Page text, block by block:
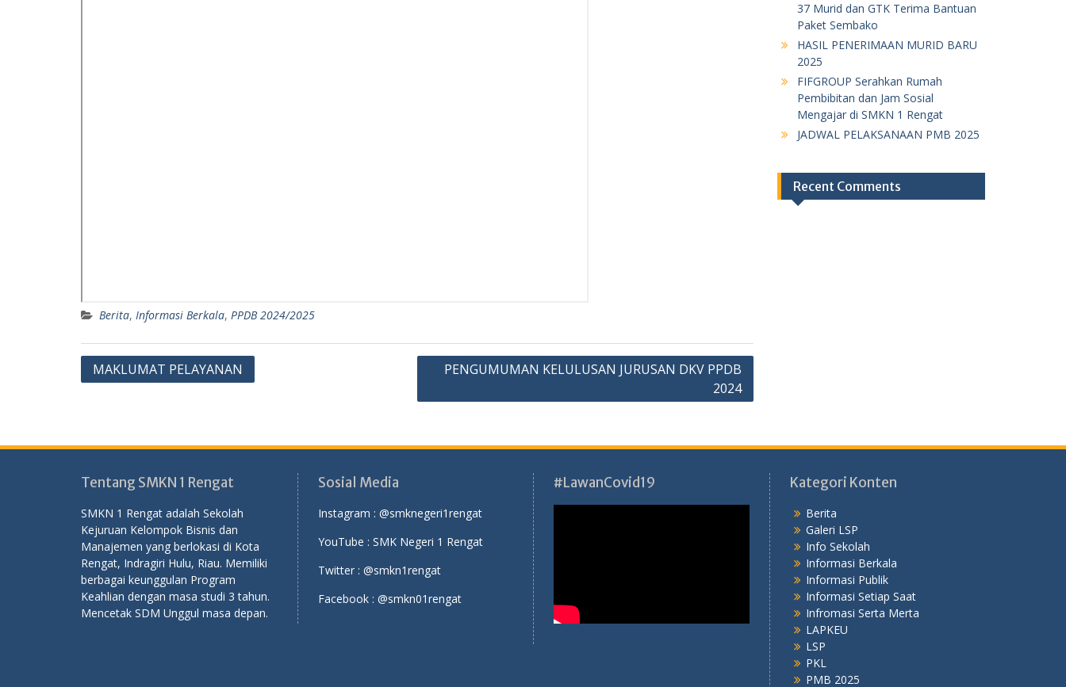
Berita, Informasi Berkala, PPDB 2024/2025
Post
MAKLUMAT PELAYANAN
PENGUMUMAN KELULUSAN JURUSAN DKV PPDB
2024
37 Murid dan GTK Terima Bantuan
Paket Sembako
HASIL PENERIMAAN MURID BARU
2025
FIFGROUP Serahkan Rumah
Pembibitan dan Jam Sosial
Mengajar di SMKN 1 Rengat
JADWAL PELAKSANAAN PMB 2025
Recent Comments
Tentang SMKN 1 Rengat
SMKN 1 Rengat adalah Sekolah
Kejuruan Kelompok Bisnis dan
Manajemen yang berlokasi di Kota
Rengat, Indragiri Hulu, Riau. Memiliki
berbagai keunggulan Program
Keahlian dengan masa studi 3 tahun.
Mencetak SDM Unggul masa depan.
Sosial Media
Instagram : @smknegeri1rengat
YouTube : SMK Negeri 1 Rengat
Twitter : @smkn1rengat
Facebook : @smkn01rengat
#LawanCovid19 Kategori Konten
Berita
Galeri LSP
Info Sekolah
Informasi Berkala
Informasi Publik
Informasi Setiap Saat
Infromasi Serta Merta
LAPKEU
LSP
PKL
PMB 2025